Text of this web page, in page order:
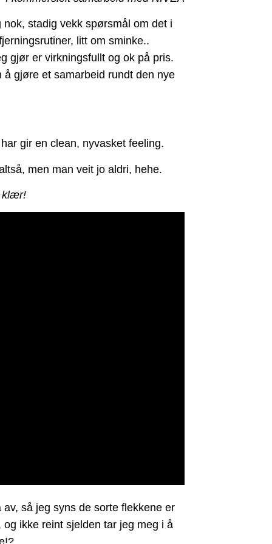
stadig vekk spørsmål om det i
litt om sminke..
gjør er virkningsfullt og ok på pris.
gjøre et samarbeid rundt den nye
gir en clean, nyvasket feeling.
men man veit jo aldri, hehe.
klær!
så jeg syns de sorte flekkene er
ikke reint sjelden tar jeg meg i å